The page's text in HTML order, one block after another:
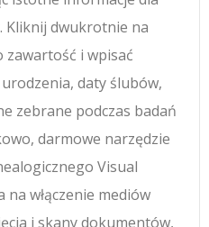
Kliknij dwukrotnie na
zawartość i wpisać
daty ślubów,
zebrane podczas badań
darmowe narzędzie
Visual
włączenie mediów
i skany dokumentów,